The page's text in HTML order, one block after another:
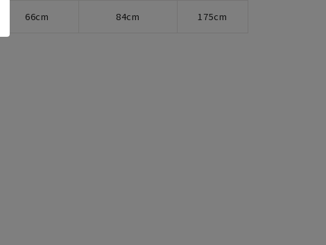
66cm 84cm 175cm